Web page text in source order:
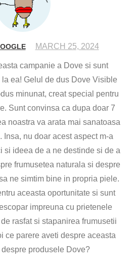
MARCH 25, 2024
campanie a Dove si sunt
ea! Gelul de dus Dove Visible
minunat, creat special pentru
Sunt convinsa ca dupa doar 7
noastra va arata mai sanatoasa
Insa, nu doar acest aspect m-a
si ideea de a ne destinde si de a
frumusetea naturala si despre
ne simtim bine in propria piele.
aceasta oportunitate si sunt
impreuna cu prietenele
rasfat si stapanirea frumusetii
ce parere aveti despre aceasta
produsele Dove?